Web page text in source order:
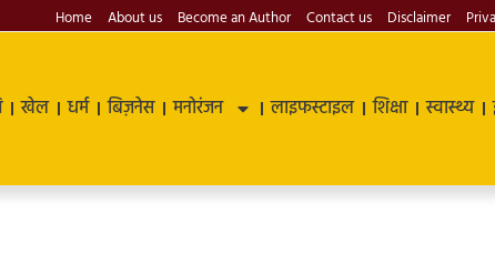
Home About us Become an Author Contact us Disclaimer
खेल धर्म बिज़नेस मनोरंजन लाइफस्टाइल शिक्षा स्वास्थ्य